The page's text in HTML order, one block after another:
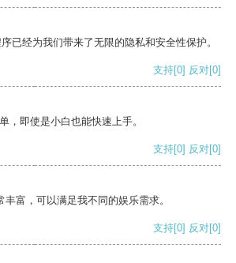
已经为我们带来了无限的隐私和安全性保护。
支持[0] 反对[0]
，即使是小白也能快速上手。
支持[0] 反对[0]
富，可以满足我不同的娱乐需求。
支持[0] 反对[0]